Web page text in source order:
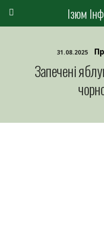
Ізюм
31.08.2025
Запечені